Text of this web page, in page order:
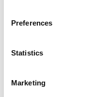
Preferences
Statistics
Marketing